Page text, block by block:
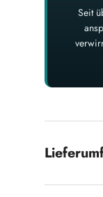
Seit